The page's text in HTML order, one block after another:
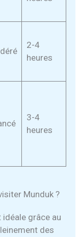
2-4
heures
3-4
heures
Munduk ?
grâce au
des